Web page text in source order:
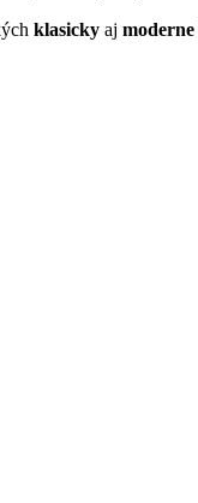
klasicky aj moderne